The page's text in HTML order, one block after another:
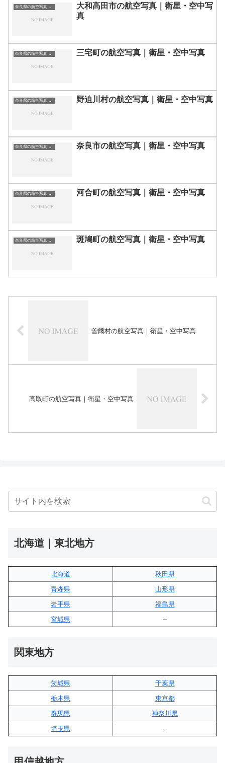
大和高田市の航空写真｜衛星・空中写
真
三宅町の航空写真｜衛星・空中写真
野迫川村の航空写真｜衛星・空中写真
奈良県の航空写真・空中写真 奈良市の航空写真｜衛星・空中写真
奈良県の航空写真・空中写真 河合町の航空写真｜衛星・空中写真
奈良県の航空写真・空中写真 斑鳩町の航空写真｜衛星・空中写真
曽爾村の航空写真｜衛星・空中写真
高取町の航空写真｜衛星・空中写真
北海道｜東北地方
北海道
秋田県
青森県
山形県
岩手県
福島県
宮城県
–
関東地方
茨城県
千葉県
栃木県
東京都
群馬県
神奈川県
埼玉県
–